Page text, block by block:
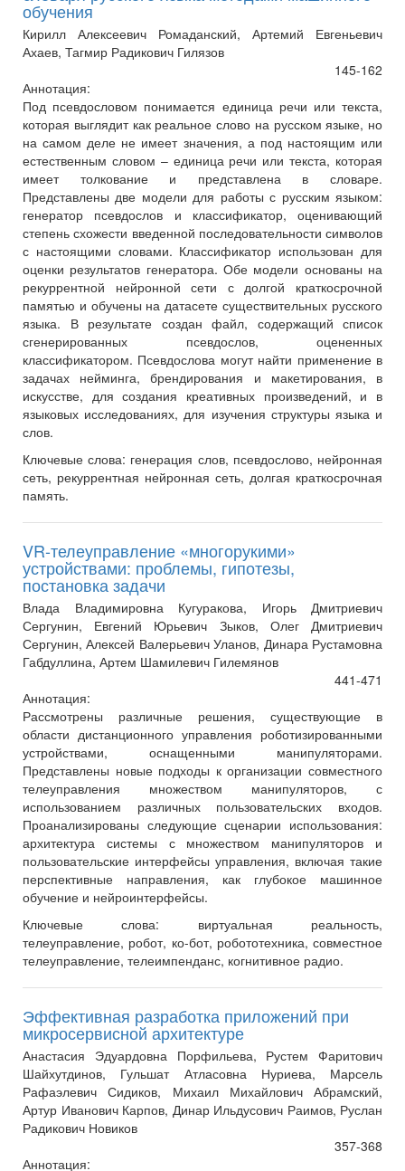
обучения
Кирилл Алексеевич Ромаданский, Артемий Евгеньевич
Ахаев, Тагмир Радикович Гилязов
145-162
Аннотация:
Под псевдословом понимается единица речи или текста,
которая выглядит как реальное слово на русском языке, но
на самом деле не имеет значения, а под настоящим или
естественным словом – единица речи или текста, которая
имеет толкование и представлена в словаре.
Представлены две модели для работы с русским языком:
генератор псевдослов и классификатор, оценивающий
степень схожести введенной последовательности символов
с настоящими словами. Классификатор использован для
оценки результатов генератора. Обе модели основаны на
рекуррентной нейронной сети с долгой краткосрочной
памятью и обучены на датасете существительных русского
языка. В результате создан файл, содержащий список
сгенерированных псевдослов, оцененных
классификатором. Псевдослова могут найти применение в
задачах нейминга, брендирования и макетирования, в
искусстве, для создания креативных произведений, и в
языковых исследованиях, для изучения структуры языка и
слов.
Ключевые слова: генерация слов, псевдослово, нейронная
сеть, рекуррентная нейронная сеть, долгая краткосрочная
память.
VR-телеуправление «многорукими»
устройствами: проблемы, гипотезы,
постановка задачи
Влада Владимировна Кугуракова, Игорь Дмитриевич
Сергунин, Евгений Юрьевич Зыков, Олег Дмитриевич
Сергунин, Алексей Валерьевич Уланов, Динара Рустамовна
Габдуллина, Артем Шамилевич Гилемянов
441-471
Аннотация:
Рассмотрены различные решения, существующие в
области дистанционного управления роботизированными
устройствами, оснащенными манипуляторами.
Представлены новые подходы к организации совместного
телеуправления множеством манипуляторов, с
использованием различных пользовательских входов.
Проанализированы следующие сценарии использования:
архитектура системы с множеством манипуляторов и
пользовательские интерфейсы управления, включая такие
перспективные направления, как глубокое машинное
обучение и нейроинтерфейсы.
Ключевые слова: виртуальная реальность,
телеуправление, робот, ко-бот, робототехника, совместное
телеуправление, телеимпенданс, когнитивное радио.
Эффективная разработка приложений при
микросервисной архитектуре
Анастасия Эдуардовна Порфильева, Рустем Фаритович
Шайхутдинов, Гульшат Атласовна Нуриева, Марсель
Рафаэлевич Сидиков, Михаил Михайлович Абрамский,
Артур Иванович Карпов, Динар Ильдусович Раимов, Руслан
Радикович Новиков
357-368
Аннотация: